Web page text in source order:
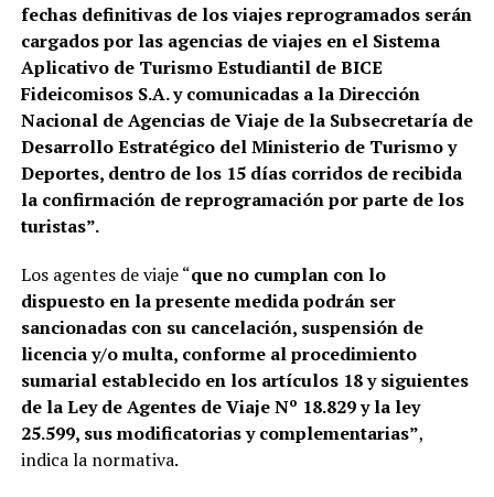
fechas definitivas de los viajes reprogramados serán
cargados por las agencias de viajes en el Sistema
Aplicativo de Turismo Estudiantil de BICE
Fideicomisos S.A. y comunicadas a la Dirección
Nacional de Agencias de Viaje de la Subsecretaría de
Desarrollo Estratégico del Ministerio de Turismo y
Deportes, dentro de los 15 días corridos de recibida
la confirmación de reprogramación por parte de los
turistas”.
Los agentes de viaje “que no cumplan con lo
dispuesto en la presente medida podrán ser
sancionadas con su cancelación, suspensión de
licencia y/o multa, conforme al procedimiento
sumarial establecido en los artículos 18 y siguientes
de la Ley de Agentes de Viaje Nº 18.829 y la ley
25.599, sus modificatorias y complementarias”,
indica la normativa.